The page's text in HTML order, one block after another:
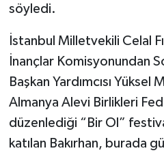
söyledi.
İstanbul Milletvekili Celal
İnançlar Komisyonundan
Başkan Yardımcısı
Almanya Alevi Birlikleri
düzenlediği “Bir Ol”
katılan Bakırhan, burada